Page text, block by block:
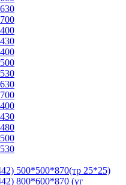
500*500*870(тр 25*25)
800*600*870 (уг